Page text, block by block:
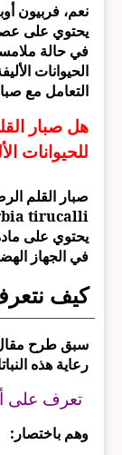
يحتوي على
في حالة
الحيوانات
التعامل مع
هل صبار
للحيوانات
يحتوي على
في الجهاز
كيف
سبق طرح مقال
رعاية هذه
تعرف على أشهر 10 أنواع من
وهم باختصار: